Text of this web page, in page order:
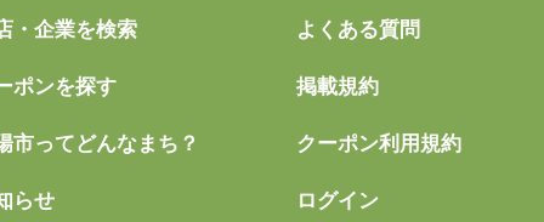
・企業を検索
ポンを探す
市ってどんなまち？
らせ
よくある質問
掲載規約
クーポン利用規約
ログイン